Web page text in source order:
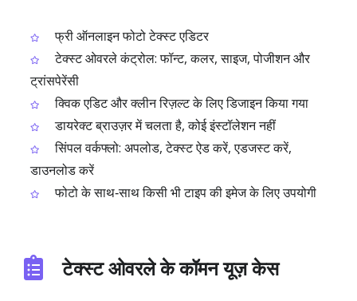
फ्री ऑनलाइन फोटो टेक्स्ट एडिटर
टेक्स्ट ओवरले कंट्रोल: फॉन्ट, कलर, साइज, पोजीशन और
ट्रांसपेरेंसी
क्विक एडिट और क्लीन रिज़ल्ट के लिए डिजाइन किया गया
डायरेक्ट ब्राउज़र में चलता है, कोई इंस्टॉलेशन नहीं
सिंपल वर्कफ्लो: अपलोड, टेक्स्ट ऐड करें, एडजस्ट करें,
डाउनलोड करें
फोटो के साथ‑साथ किसी भी टाइप की इमेज के लिए उपयोगी
टेक्स्ट ओवरले के कॉमन यूज़ केस